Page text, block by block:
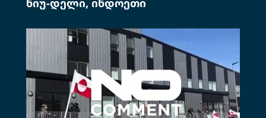
ნიუ-დელი, ინდოეთი